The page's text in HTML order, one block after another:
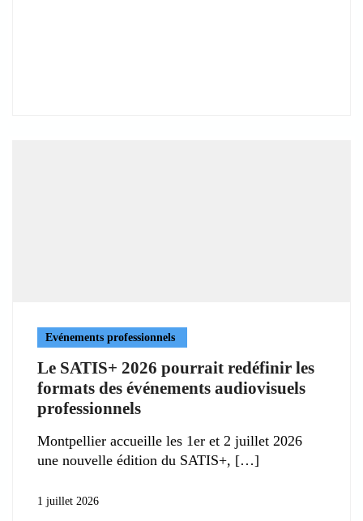
Evénements professionnels
Le SATIS+ 2026 pourrait redéfinir les
formats des événements audiovisuels
professionnels
Montpellier accueille les 1er et 2 juillet 2026
une nouvelle édition du SATIS+,
1 juillet 2026